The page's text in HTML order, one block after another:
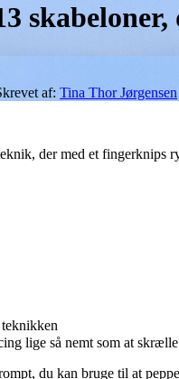
af: Tina Thor Jørgensen
der med et fingerknips
lige så nemt som at skrælle
du kan bruge til at